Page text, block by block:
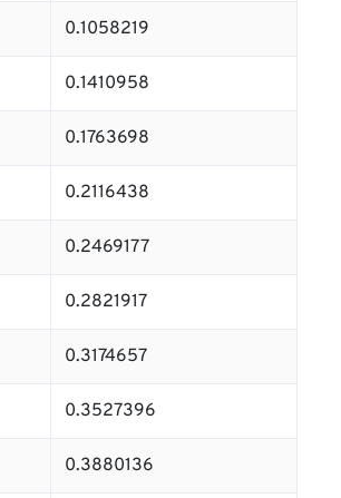
0.1058219
0.1410958
0.1763698
0.2116438
0.2469177
0.2821917
0.3174657
0.3527396
0.3880136